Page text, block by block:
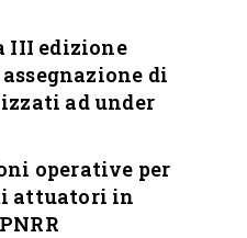
III edizione
di
ad under
operative per
attuatori in